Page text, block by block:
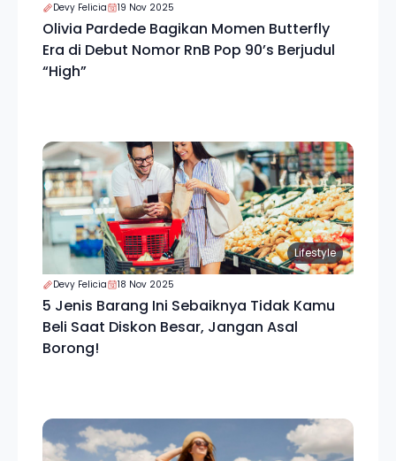
Devy Felicia 19 Nov 2025
Olivia Pardede Bagikan Momen Butterfly
Era di Debut Nomor RnB Pop 90’s Berjudul
“High”
Lifestyle
Devy Felicia 18 Nov 2025
5 Jenis Barang Ini Sebaiknya Tidak Kamu
Beli Saat Diskon Besar, Jangan Asal
Borong!